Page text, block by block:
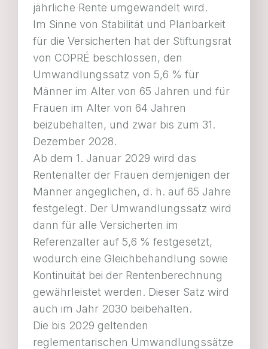
jährliche Rente umgewandelt wird.
Im Sinne von Stabilität und Planbarkeit
für die Versicherten hat der Stiftungsrat
von COPRÉ beschlossen, den
Umwandlungssatz von 5,6 % für
Männer im Alter von 65 Jahren und für
Frauen im Alter von 64 Jahren
beizubehalten, und zwar bis zum 31.
Dezember 2028.
Ab dem 1. Januar 2029 wird das
Rentenalter der Frauen demjenigen der
Männer angeglichen, d. h. auf 65 Jahre
festgelegt. Der Umwandlungssatz wird
dann für alle Versicherten im
Referenzalter auf 5,6 % festgesetzt,
wodurch eine Gleichbehandlung sowie
Kontinuität bei der Rentenberechnung
gewährleistet werden. Dieser Satz wird
auch im Jahr 2030 beibehalten.
Die bis 2029 geltenden
reglementarischen Umwandlungssätze